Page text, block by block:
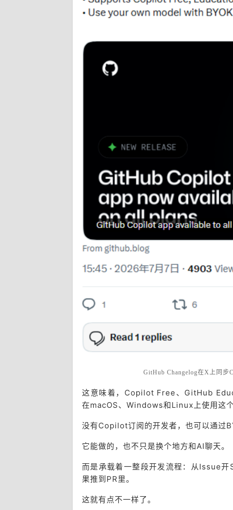
GitHub Changelog在X上同步
这意味着，Copilot Free、GitHub
在macOS、Windows和Linux上使用这个
没有Copilot订阅的开发者，也可以通过
它能做的，也不只是换个地方和AI聊天。
而是承载着一整段开发流程：从Issue
果推到PR里。
这就有点不一样了。